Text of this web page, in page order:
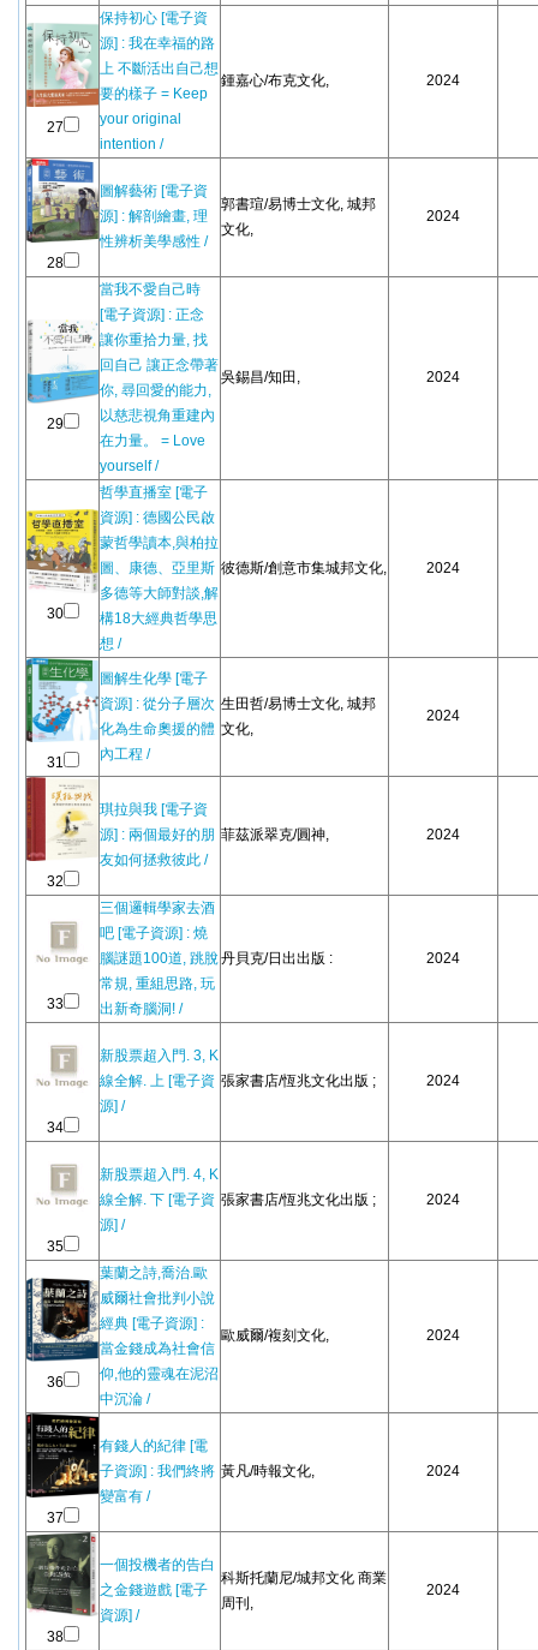
27
保持初心 [電子資
源] : 我在幸福的路
上 不斷活出自己想
要的樣子 = Keep
your original
intention /
鍾嘉心/布克文化, 2024
28
圖解藝術 [電子資
源] : 解剖繪畫, 理
性辨析美學感性 /
郭書瑄/易博士文化, 城邦
文化,
2024
29
當我不愛自己時
[電子資源] : 正念
讓你重拾力量, 找
回自己 讓正念帶著
你, 尋回愛的能力,
以慈悲視角重建內
在力量。 = Love
yourself /
吳錫昌/知田, 2024
30
哲學直播室 [電子
資源] : 德國公民啟
蒙哲學讀本,與柏拉
圖、康德、亞里斯
多德等大師對談,解
構18大經典哲學思
想 /
彼德斯/創意市集城邦文化, 2024
31
圖解生化學 [電子
資源] : 從分子層次
化為生命奧援的體
內工程 /
生田哲/易博士文化, 城邦
文化,
2024
32
琪拉與我 [電子資
源] : 兩個最好的朋
友如何拯救彼此 /
菲茲派翠克/圓神, 2024
33
三個邏輯學家去酒
吧 [電子資源] : 燒
腦謎題100道, 跳脫
常規, 重組思路, 玩
出新奇腦洞! /
丹貝克/日出出版 : 2024
34
新股票超入門. 3, K
線全解. 上 [電子資
源] /
張家書店/恆兆文化出版 ; 2024
35
新股票超入門. 4, K
線全解. 下 [電子資
源] /
張家書店/恆兆文化出版 ; 2024
36
葉蘭之詩,喬治.歐
威爾社會批判小說
經典 [電子資源] :
當金錢成為社會信
仰,他的靈魂在泥沼
中沉淪 /
歐威爾/複刻文化, 2024
37
有錢人的紀律 [電
子資源] : 我們終將
變富有 /
黃凡/時報文化, 2024
38
一個投機者的告白
之金錢遊戲 [電子
資源] /
科斯托蘭尼/城邦文化 商業
周刊,
2024